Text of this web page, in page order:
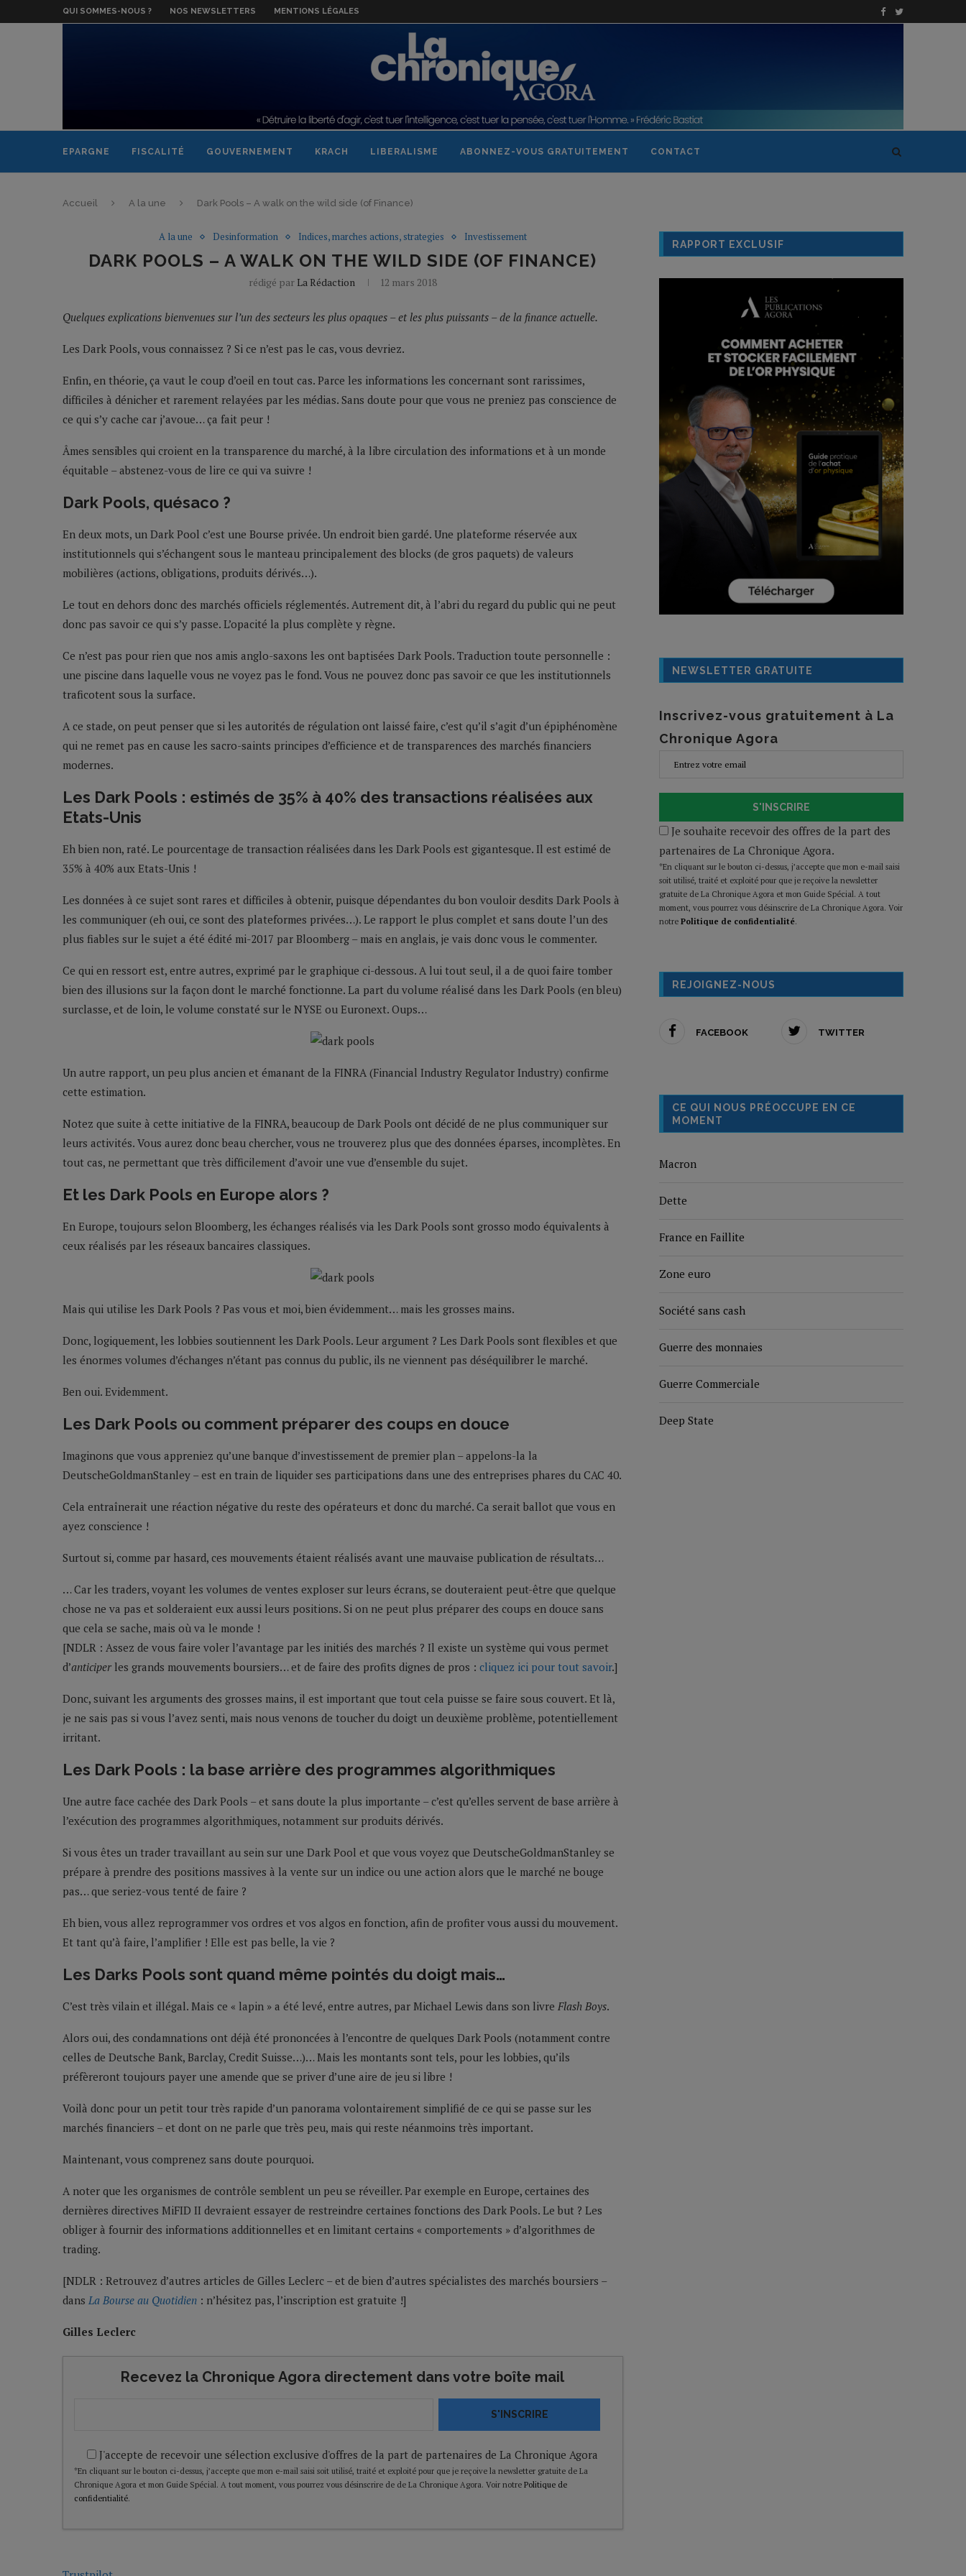
QUI SOMMES-NOUS ? NOS NEWSLETTERS MENTIONS LÉGALES
EPARGNE FISCALITÉ GOUVERNEMENT KRACH LIBERALISME ABONNEZ-VOUS GRATUITEMENT CONTACT
Accueil A la une Dark Pools – A walk on the wild side (of Finance)
A la une Desinformation Indices, marches actions, strategies Investissement
DARK POOLS – A WALK ON THE WILD SIDE (OF FINANCE)
rédigé par La Rédaction 12 mars 2018
Quelques explications bienvenues sur l’un des secteurs les plus opaques – et les plus puissants – de la finance actuelle.
Les Dark Pools, vous connaissez ? Si ce n’est pas le cas, vous devriez.
Enfin, en théorie, ça vaut le coup d’oeil en tout cas. Parce les informations les concernant sont rarissimes,
difficiles à dénicher et rarement relayées par les médias. Sans doute pour que vous ne preniez pas conscience de
ce qui s’y cache car j’avoue… ça fait peur !
Âmes sensibles qui croient en la transparence du marché, à la libre circulation des informations et à un monde
équitable – abstenez-vous de lire ce qui va suivre !
Dark Pools, quésaco ?
En deux mots, un Dark Pool c’est une Bourse privée. Un endroit bien gardé. Une plateforme réservée aux
institutionnels qui s’échangent sous le manteau principalement des blocks (de gros paquets) de valeurs
mobilières (actions, obligations, produits dérivés…).
Le tout en dehors donc des marchés officiels réglementés. Autrement dit, à l’abri du regard du public qui ne peut
donc pas savoir ce qui s’y passe. L’opacité la plus complète y règne.
Ce n’est pas pour rien que nos amis anglo-saxons les ont baptisées Dark Pools. Traduction toute personnelle :
une piscine dans laquelle vous ne voyez pas le fond. Vous ne pouvez donc pas savoir ce que les institutionnels
traficotent sous la surface.
A ce stade, on peut penser que si les autorités de régulation ont laissé faire, c’est qu’il s’agit d’un épiphénomène
qui ne remet pas en cause les sacro-saints principes d’efficience et de transparences des marchés financiers
modernes.
Les Dark Pools : estimés de 35% à 40% des transactions réalisées aux
Etats-Unis
Eh bien non, raté. Le pourcentage de transaction réalisées dans les Dark Pools est gigantesque. Il est estimé de
35% à 40% aux Etats-Unis !
Les données à ce sujet sont rares et difficiles à obtenir, puisque dépendantes du bon vouloir desdits Dark Pools à
les communiquer (eh oui, ce sont des plateformes privées…). Le rapport le plus complet et sans doute l’un des
plus fiables sur le sujet a été édité mi-2017 par Bloomberg – mais en anglais, je vais donc vous le commenter.
Ce qui en ressort est, entre autres, exprimé par le graphique ci-dessous. A lui tout seul, il a de quoi faire tomber
bien des illusions sur la façon dont le marché fonctionne. La part du volume réalisé dans les Dark Pools (en bleu)
surclasse, et de loin, le volume constaté sur le NYSE ou Euronext. Oups…
Un autre rapport, un peu plus ancien et émanant de la FINRA (Financial Industry Regulator Industry) confirme
cette estimation.
Notez que suite à cette initiative de la FINRA, beaucoup de Dark Pools ont décidé de ne plus communiquer sur
leurs activités. Vous aurez donc beau chercher, vous ne trouverez plus que des données éparses, incomplètes. En
tout cas, ne permettant que très difficilement d’avoir une vue d’ensemble du sujet.
Et les Dark Pools en Europe alors ?
En Europe, toujours selon Bloomberg, les échanges réalisés via les Dark Pools sont grosso modo équivalents à
ceux réalisés par les réseaux bancaires classiques.
Mais qui utilise les Dark Pools ? Pas vous et moi, bien évidemment… mais les grosses mains.
Donc, logiquement, les lobbies soutiennent les Dark Pools. Leur argument ? Les Dark Pools sont flexibles et que
les énormes volumes d’échanges n’étant pas connus du public, ils ne viennent pas déséquilibrer le marché.
Ben oui. Evidemment.
Les Dark Pools ou comment préparer des coups en douce
Imaginons que vous appreniez qu’une banque d’investissement de premier plan – appelons-la la
DeutscheGoldmanStanley – est en train de liquider ses participations dans une des entreprises phares du CAC 40.
Cela entraînerait une réaction négative du reste des opérateurs et donc du marché. Ca serait ballot que vous en
ayez conscience !
Surtout si, comme par hasard, ces mouvements étaient réalisés avant une mauvaise publication de résultats…
… Car les traders, voyant les volumes de ventes exploser sur leurs écrans, se douteraient peut-être que quelque
chose ne va pas et solderaient eux aussi leurs positions. Si on ne peut plus préparer des coups en douce sans
que cela se sache, mais où va le monde !
[NDLR : Assez de vous faire voler l’avantage par les initiés des marchés ? Il existe un système qui vous permet
d’anticiper les grands mouvements boursiers… et de faire des profits dignes de pros : cliquez ici pour tout savoir.]
Donc, suivant les arguments des grosses mains, il est important que tout cela puisse se faire sous couvert. Et là,
je ne sais pas si vous l’avez senti, mais nous venons de toucher du doigt un deuxième problème, potentiellement
irritant.
Les Dark Pools : la base arrière des programmes algorithmiques
Une autre face cachée des Dark Pools – et sans doute la plus importante – c’est qu’elles servent de base arrière à
l’exécution des programmes algorithmiques, notamment sur produits dérivés.
Si vous êtes un trader travaillant au sein sur une Dark Pool et que vous voyez que DeutscheGoldmanStanley se
prépare à prendre des positions massives à la vente sur un indice ou une action alors que le marché ne bouge
pas… que seriez-vous tenté de faire ?
Eh bien, vous allez reprogrammer vos ordres et vos algos en fonction, afin de profiter vous aussi du mouvement.
Et tant qu’à faire, l’amplifier ! Elle est pas belle, la vie ?
Les Darks Pools sont quand même pointés du doigt mais…
C’est très vilain et illégal. Mais ce « lapin » a été levé, entre autres, par Michael Lewis dans son livre Flash Boys.
Alors oui, des condamnations ont déjà été prononcées à l’encontre de quelques Dark Pools (notamment contre
celles de Deutsche Bank, Barclay, Credit Suisse…)… Mais les montants sont tels, pour les lobbies, qu’ils
préfèreront toujours payer une amende que se priver d’une aire de jeu si libre !
Voilà donc pour un petit tour très rapide d’un panorama volontairement simplifié de ce qui se passe sur les
marchés financiers – et dont on ne parle que très peu, mais qui reste néanmoins très important.
Maintenant, vous comprenez sans doute pourquoi.
A noter que les organismes de contrôle semblent un peu se réveiller. Par exemple en Europe, certaines des
dernières directives MiFID II devraient essayer de restreindre certaines fonctions des Dark Pools. Le but ? Les
obliger à fournir des informations additionnelles et en limitant certains « comportements » d’algorithmes de
trading.
[NDLR : Retrouvez d’autres articles de Gilles Leclerc – et de bien d’autres spécialistes des marchés boursiers –
dans La Bourse au Quotidien : n’hésitez pas, l’inscription est gratuite !]
Gilles Leclerc
Recevez la Chronique Agora directement dans votre boîte mail
S'INSCRIRE
J'accepte de recevoir une sélection exclusive d'offres de la part de partenaires de La Chronique Agora
*En cliquant sur le bouton ci-dessus, j’accepte que mon e-mail saisi soit utilisé, traité et exploité pour que je reçoive la newsletter gratuite de La
Chronique Agora et mon Guide Spécial. A tout moment, vous pourrez vous désinscrire de de La Chronique Agora. Voir notre Politique de
confidentialité.
RAPPORT EXCLUSIF
NEWSLETTER GRATUITE
Inscrivez-vous gratuitement à La
Chronique Agora
S'INSCRIRE
Je souhaite recevoir des offres de la part des
partenaires de La Chronique Agora.
*En cliquant sur le bouton ci-dessus, j’accepte que mon e-mail saisi
soit utilisé, traité et exploité pour que je reçoive la newsletter
gratuite de La Chronique Agora et mon Guide Spécial. A tout
moment, vous pourrez vous désinscrire de La Chronique Agora. Voir
notre Politique de confidentialité.
REJOIGNEZ-NOUS
FACEBOOK TWITTER
CE QUI NOUS PRÉOCCUPE EN CE
MOMENT
Macron
Dette
France en Faillite
Zone euro
Société sans cash
Guerre des monnaies
Guerre Commerciale
Deep State